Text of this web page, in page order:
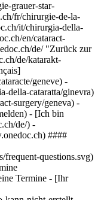
grauer-star-
fr/chirurgie-de-la-
it/chirurgia-della-
en/cataract-
de/ "Zurück zur
de/katarakt-
geneve) -
della-cataratta/ginevra)
surgery/geneva) -
- [Ich bin
de/) -
####
frequent-questions.svg)
Termine - [Ihr